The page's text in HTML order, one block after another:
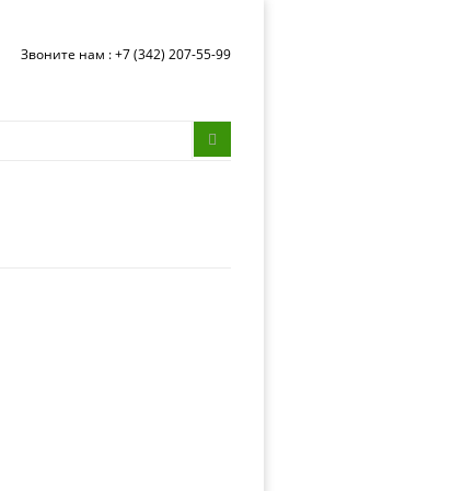
Звоните нам : +7 (342) 207-55-99
Форма
Поиск